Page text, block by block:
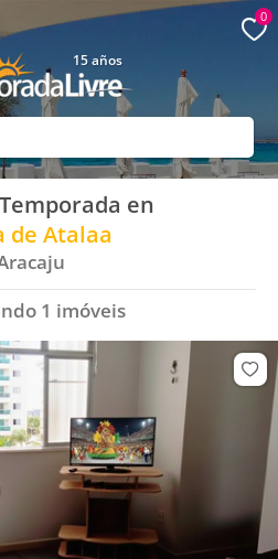
15 años
0
en
de Atalaa
1 imóveis